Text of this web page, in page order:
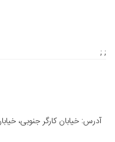
; ;